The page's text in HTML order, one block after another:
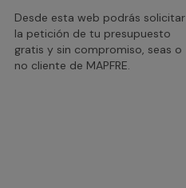
Desde esta web podrás solicitar
la petición de tu presupuesto
gratis y sin compromiso, seas o
no cliente de MAPFRE.